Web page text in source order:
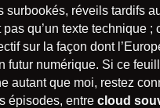
surbookés, réveils tardifs
pas qu’un texte technique ;
sur la façon dont
futur numérique. Si ce
autant que moi, restez
épisodes, entre cloud